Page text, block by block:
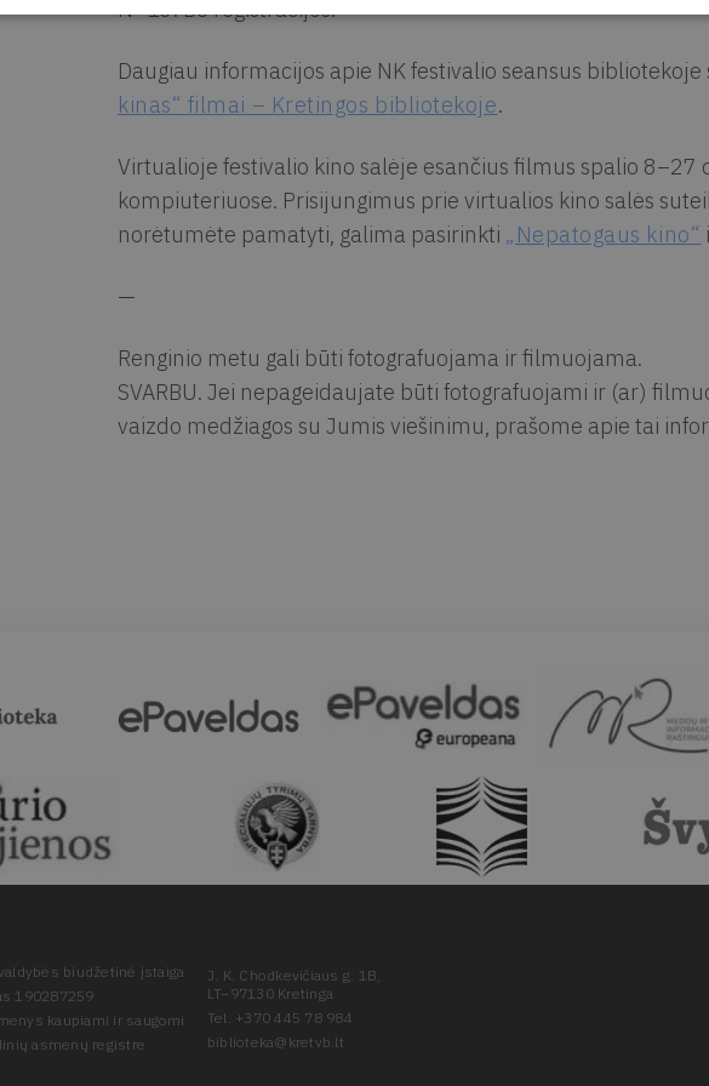
N–13. Be registracijos.
Daugiau informacijos apie NK festivalio seansus bibliotekoje
kinas“ filmai – Kretingos bibliotekoje.
Virtualioje festivalio kino salėje esančius filmus spalio
kompiuteriuose. Prisijungimus prie virtualios kino salės
norėtumėte pamatyti, galima pasirinkti „Nepatogaus kino“
—
Renginio metu gali būti fotografuojama ir filmuojama.
SVARBU. Jei nepageidaujate būti fotografuojami ir (ar)
vaizdo medžiagos su Jumis viešinimu, prašome apie tai
biudžetinė įstaiga
190287259
kaupiami ir saugomi
asmenų registre
J. K. Chodkevičiaus g. 1B,
LT–97130 Kretinga
Tel. +370 445 78 984
biblioteka@kretvb.lt